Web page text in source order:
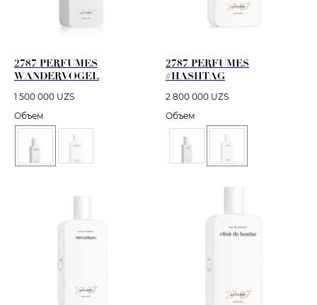
2787 PERFUMES
WANDERVOGEL
1 500 000 UZS
Объем
2787 PERFUMES
#HASHTAG
2 800 000 UZS
Объем